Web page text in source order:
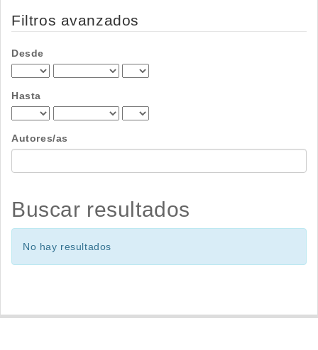
Filtros avanzados
Desde
Hasta
Autores/as
Buscar resultados
No hay resultados